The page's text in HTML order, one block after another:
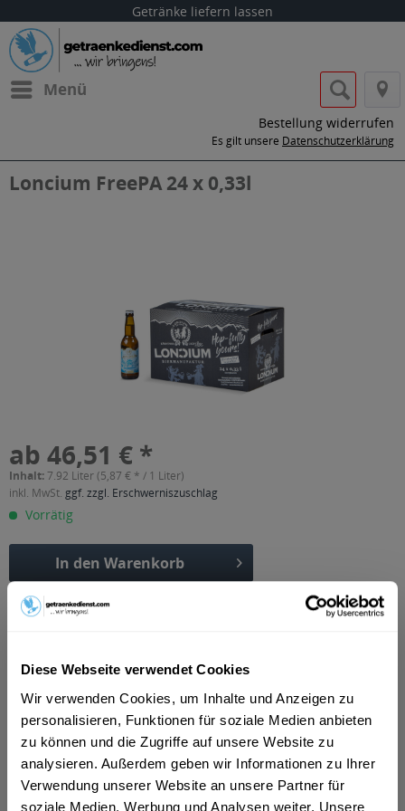
Diese Webseite verwendet Cookies
Wir verwenden Cookies, um Inhalte und Anzeigen zu
personalisieren, Funktionen für soziale Medien anbieten
zu können und die Zugriffe auf unsere Website zu
analysieren. Außerdem geben wir Informationen zu Ihrer
Verwendung unserer Website an unsere Partner für
soziale Medien, Werbung und Analysen weiter. Unsere
Getränke liefern lassen
Menü
Bestellung widerrufen
Es gilt unsere Datenschutzerklärung
Loncium FreePA 24 x 0,33l
ab 46,51 € *
Inhalt:7.92 Liter (5,87 € * / 1 Liter)
inkl. MwSt. ggf. zzgl. Erschwerniszuschlag
Vorrätig
In den Warenkorb
Artikel-Nr.:
Beschreibung
"Loncium FreePA 24 x 0,33l"
Flaschengröße:
0,2 - 0,33 l
Fragen zum Artikel?
Weitere Artikel von Biermanufaktur Loncium